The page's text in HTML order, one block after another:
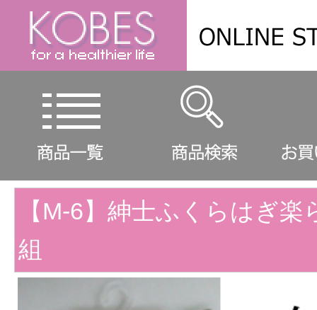
【M-6】紳士ふくらはぎ
組